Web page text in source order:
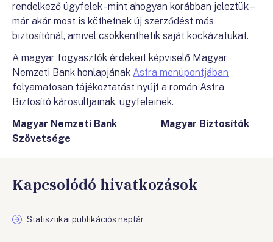
rendelkező ügyfelek - mint ahogyan korábban jeleztük –
már akár most is köthetnek új szerződést más
biztosítónál, amivel csökkenthetik saját kockázatukat.
A magyar fogyasztók érdekeit képviselő Magyar
Nemzeti Bank honlapjának Astra menüpontjában
folyamatosan tájékoztatást nyújt a román Astra
Biztosító károsultjainak, ügyfeleinek.
Magyar Nemzeti Bank Magyar Biztosítók
Szövetsége
Kapcsolódó hivatkozások
Statisztikai publikációs naptár